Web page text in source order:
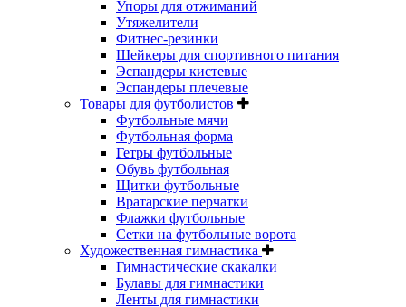
Упоры для отжиманий
Утяжелители
Фитнес-резинки
Шейкеры для спортивного питания
Эспандеры кистевые
Эспандеры плечевые
Товары для футболистов
Футбольные мячи
Футбольная форма
Гетры футбольные
Обувь футбольная
Щитки футбольные
Вратарские перчатки
Флажки футбольные
Сетки на футбольные ворота
Художественная гимнастика
Гимнастические скакалки
Булавы для гимнастики
Ленты для гимнастики